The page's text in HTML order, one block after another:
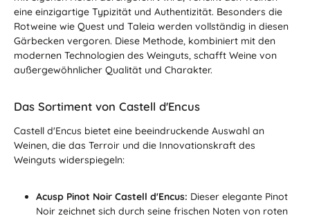
eine einzigartige Typizität und Authentizität. Besonders die
Rotweine wie Quest und Taleia werden vollständig in diesen
Gärbecken vergoren. Diese Methode, kombiniert mit den
modernen Technologien des Weinguts, schafft Weine von
außergewöhnlicher Qualität und Charakter.
Das Sortiment von Castell d'Encus
Castell d'Encus bietet eine beeindruckende Auswahl an
Weinen, die das Terroir und die Innovationskraft des
Weinguts widerspiegeln:
Acusp Pinot Noir Castell d'Encus: Dieser elegante Pinot
Noir zeichnet sich durch seine frischen Noten von roten